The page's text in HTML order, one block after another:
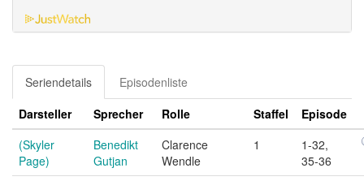
Seriendetails
Episodenliste
Darsteller
Sprecher Rolle Staffel
Episode
(Skyler
Page)
Benedikt
Gutjan
Clarence
Wendle
1
1-32,
35-36